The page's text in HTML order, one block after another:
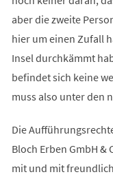
aber die zweite
hier um einen Zufall
Insel durchkämmt
befindet sich keine
muss also unter den
Die
Bloch Erben GmbH &
mit und mit